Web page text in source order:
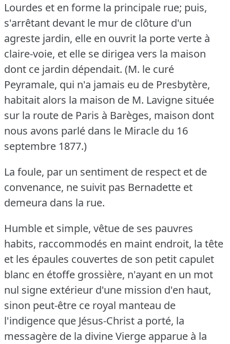
Lourdes et en forme la principale rue; puis,
s'arrêtant devant le mur de clôture d'un
agreste jardin, elle en ouvrit la porte verte à
claire-voie, et elle se dirigea vers la maison
dont ce jardin dépendait. (M. le curé
Peyramale, qui n'a jamais eu de Presbytère,
habitait alors la maison de M. Lavigne située
sur la route de Paris à Barèges, maison dont
nous avons parlé dans le Miracle du 16
septembre 1877.)
La foule, par un sentiment de respect et de
convenance, ne suivit pas Bernadette et
demeura dans la rue.
Humble et simple, vêtue de ses pauvres
habits, raccommodés en maint endroit, la tête
et les épaules couvertes de son petit capulet
blanc en étoffe grossière, n'ayant en un mot
nul signe extérieur d'une mission d'en haut,
sinon peut-être ce royal manteau de
l'indigence que Jésus-Christ a porté, la
messagère de la divine Vierge apparue à la